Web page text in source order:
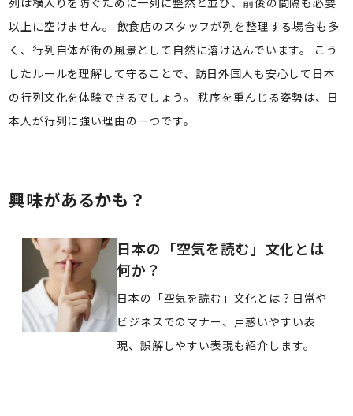
以上に空けません。 飲食店のスタッフが列を整理する場合も多
く、行列自体が街の風景として自然に溶け込んでいます。 こう
したルールを理解して守ることで、訪日外国人も安心して日本
の行列文化を体験できるでしょう。 秩序を重んじる姿勢は、日
本人が行列に強い理由の一つです。
興味があるかも？
日本の「空気を読む」文化とは
何か？
日本の「空気を読む」文化とは？日常や
ビジネスでのマナー、戸惑いやすい表
現、誤解しやすい表現も紹介します。